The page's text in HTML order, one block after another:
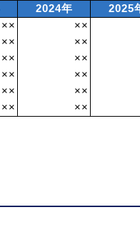
2024年
2025
××
××
××
××
××
××
××
××
××
××
×× ××